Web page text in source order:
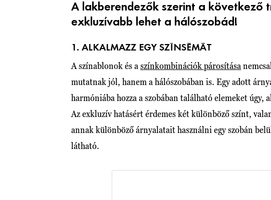
A lakberendezők szerint a következő
exkluzívabb lehet a hálószobád!
1. ALKALMAZZ EGY SZÍNSÉMÁT
A színablonok és a színkombinációk párosítása
mutatnak jól, hanem a hálószobában is. Egy adott
harmóniába hozza a szobában található elemeket úgy,
Az exkluzív hatásért érdemes két különböző színt,
annak különböző árnyalatait használni egy szobán
látható.